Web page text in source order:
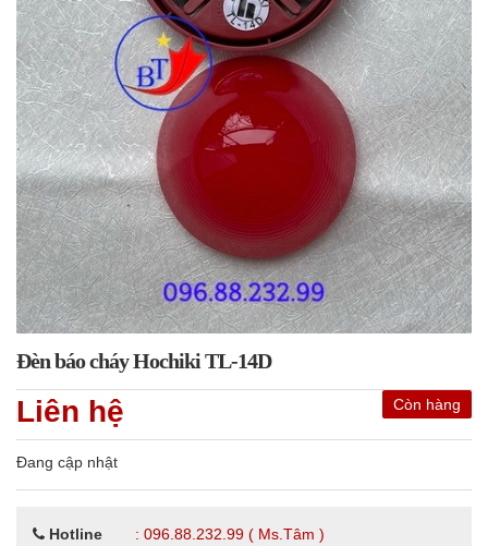
Đèn báo cháy Hochiki TL-14D
Còn hàng
Liên hệ
Đang cập nhật
Hotline
: 096.88.232.99 ( Ms.Tâm )